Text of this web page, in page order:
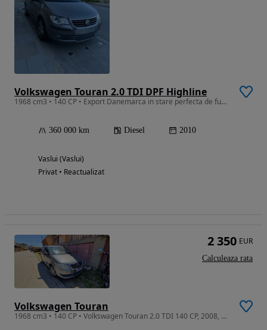
Volkswagen Touran 2.0 TDI DPF Highline
1968 cm3 • 140 CP • Export Danemarca in stare perfecta de functionare
360 000 km Diesel 2010
Vaslui (Vaslui)
Privat • Reactualizat
Volkswagen Touran
1968 cm3 • 140 CP • Volkswagen Touran 2.0 TDI 140 CP, 2008, 329.000 km
2 350 EUR
Calculeaza rata